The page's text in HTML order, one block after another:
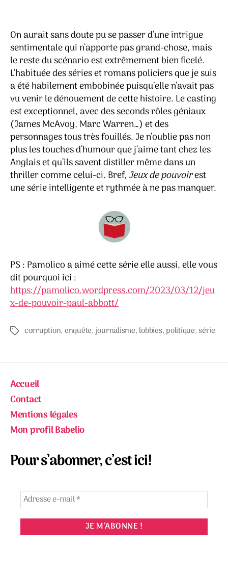
On aurait sans doute pu se passer d’une intrigue
sentimentale qui n’apporte pas grand-chose, mais
le reste du scénario est extrêmement bien ficelé.
L’habituée des séries et romans policiers que je suis
a été habilement embobinée puisqu’elle n’avait pas
vu venir le dénouement de cette histoire. Le casting
est exceptionnel, avec des seconds rôles géniaux
(James McAvoy, Marc Warren…) et des
personnages tous très fouillés. Je n’oublie pas non
plus les touches d’humour que j’aime tant chez les
Anglais et qu’ils savent distiller même dans un
thriller comme celui-ci. Bref, Jeux de pouvoirest
une série intelligente et rythmée à ne pas manquer.
PS : Pamolico a aimé cette série elle aussi, elle vous
dit pourquoi ici :
https://pamolico.wordpress.com/2023/03/12/jeu
x-de-pouvoir-paul-abbott/
Étiquettes
corruption, enquête,journalisme, lobbies,politique,série
Accueil
Contact
Mentions légales
Mon profil Babelio
Pour s’abonner, c’est ici!